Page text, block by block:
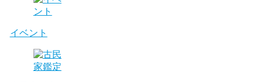
イベント